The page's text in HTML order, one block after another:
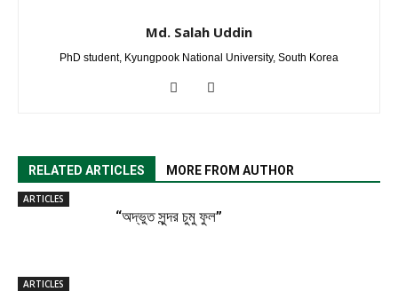
Md. Salah Uddin
PhD student, Kyungpook National University, South Korea
RELATED ARTICLES MORE FROM AUTHOR
ARTICLES
“অদ্ভুত সুন্দর চুমু ফুল”
ARTICLES